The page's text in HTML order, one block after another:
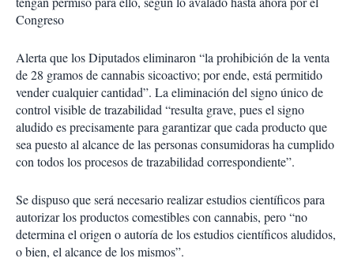
Congreso
Alerta que los Diputados eliminaron “la prohibición de la venta
de 28 gramos de cannabis sicoactivo; por ende, está permitido
vender cualquier cantidad”. La eliminación del signo único de
control visible de trazabilidad “resulta grave, pues el signo
aludido es precisamente para garantizar que cada producto que
sea puesto al alcance de las personas consumidoras ha cumplido
con todos los procesos de trazabilidad correspondiente”.
Se dispuso que será necesario realizar estudios científicos para
autorizar los productos comestibles con cannabis, pero “no
determina el origen o autoría de los estudios científicos aludidos,
o bien, el alcance de los mismos”.